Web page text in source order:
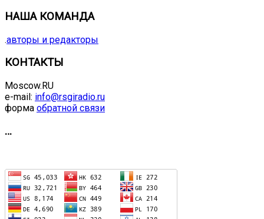
НАША КОМАНДА
.авторы и редакторы
КОНТАКТЫ
Moscow.RU
e-mail: info@rsgiradio.ru
форма обратной связи
…